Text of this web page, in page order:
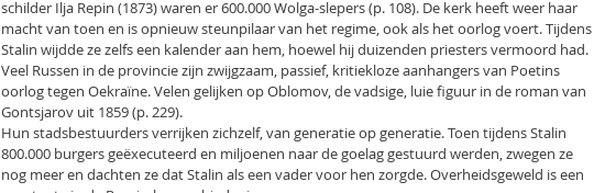
schilder Ilja Repin (1873) waren er 600.000 Wolga-slepers (p. 108). De kerk heeft weer haar
macht van toen en is opnieuw steunpilaar van het regime, ook als het oorlog voert. Tijdens
Stalin wijdde ze zelfs een kalender aan hem, hoewel hij duizenden priesters vermoord had.
Veel Russen in de provincie zijn zwijgzaam, passief, kritiekloze aanhangers van Poetins
oorlog tegen Oekraïne. Velen gelijken op Oblomov, de vadsige, luie figuur in de roman van
Gontsjarov uit 1859 (p. 229).
Hun stadsbestuurders verrijken zichzelf, van generatie op generatie. Toen tijdens Stalin
800.000 burgers geëxecuteerd en miljoenen naar de goelag gestuurd werden, zwegen ze
nog meer en dachten ze dat Stalin als een vader voor hen zorgde. Overheidsgeweld is een